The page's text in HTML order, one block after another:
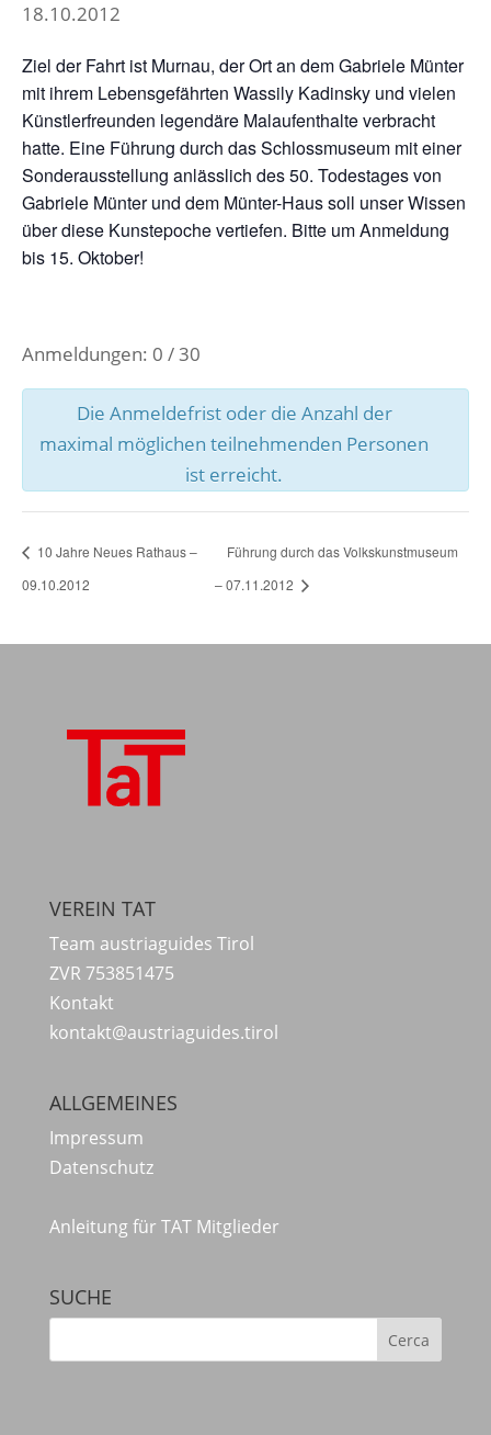
18.10.2012
Ziel der Fahrt ist Murnau, der Ort an dem Gabriele Münter
mit ihrem Lebensgefährten Wassily Kadinsky und vielen
Künstlerfreunden legendäre Malaufenthalte verbracht
hatte. Eine Führung durch das Schlossmuseum mit einer
Sonderausstellung anlässlich des 50. Todestages von
Gabriele Münter und dem Münter-Haus soll unser Wissen
über diese Kunstepoche vertiefen. Bitte um Anmeldung
bis 15. Oktober!
Anmeldungen: 0 / 30
Die Anmeldefrist oder die Anzahl der
maximal möglichen teilnehmenden Personen
ist erreicht.
10 Jahre Neues Rathaus –
09.10.2012
Führung durch das Volkskunstmuseum
– 07.11.2012
VEREIN TAT
Team austriaguides Tirol
ZVR 753851475
Kontakt
kontakt@austriaguides.tirol
ALLGEMEINES
Impressum
Datenschutz
Anleitung für TAT Mitglieder
SUCHE